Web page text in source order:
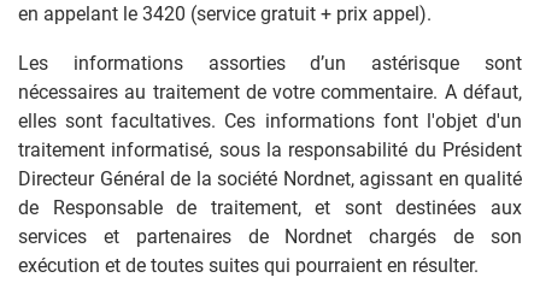
en appelant le 3420 (service gratuit + prix appel).
Les informations assorties d’un astérisque sont
nécessaires au traitement de votre commentaire. A défaut,
elles sont facultatives. Ces informations font l'objet d'un
traitement informatisé, sous la responsabilité du Président
Directeur Général de la société Nordnet, agissant en qualité
de Responsable de traitement, et sont destinées aux
services et partenaires de Nordnet chargés de son
exécution et de toutes suites qui pourraient en résulter.